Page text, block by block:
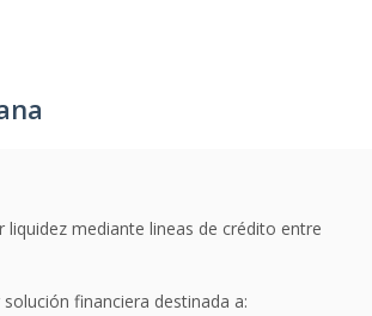
mediante lineas de crédito entre
financiera destinada a: